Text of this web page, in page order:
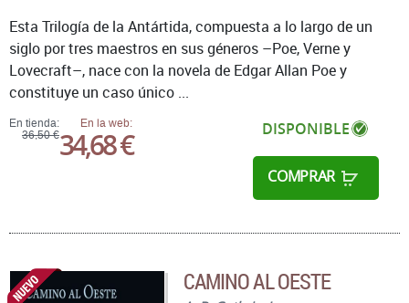
En tienda:
36,50 €
En la web:
34,68 € DISPONIBLE
COMPRAR
Esta Trilogía de la Antártida, compuesta a lo largo de un
siglo por tres maestros en sus géneros –Poe, Verne y
Lovecraft–, nace con la novela de Edgar Allan Poe y
constituye un caso único ...
CAMINO AL OESTE